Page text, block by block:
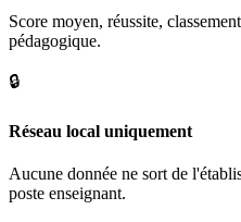
Score moyen, réussite,
pédagogique.
🔒
Réseau local uniquement
Aucune donnée ne sort de
poste enseignant.